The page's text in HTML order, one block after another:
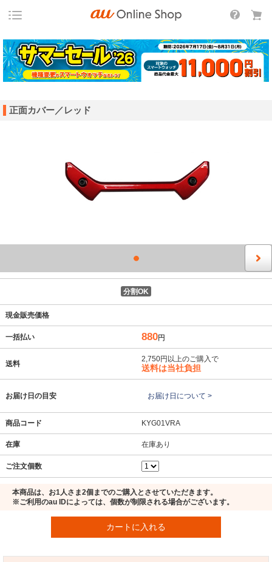
正面カバー／レッド
分割OK
現金販売価格
一括払い 880円
送料
2,750円以上のご購入で
送料は当社負担
お届け日の目安 お届け日について >
商品コード KYG01VRA
在庫 在庫あり
ご注文個数
本商品は、お1人さま2個までのご購入とさせていただきます。
※ご利用のau IDによっては、個数が制限される場合がございます。
カートに入れる